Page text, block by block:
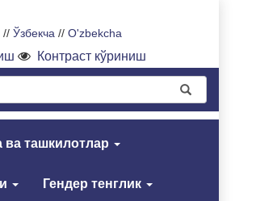
// Ўзбекча // O'zbekcha
Контраст кўриниш
ва ташкилотлар
Гендер тенглик